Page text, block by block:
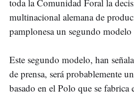
toda la Comunidad Foral la
multinacional alemana de
pamplonesa un segundo
Este segundo modelo, han
de prensa, será probablemente un
basado en el Polo que se fabrica